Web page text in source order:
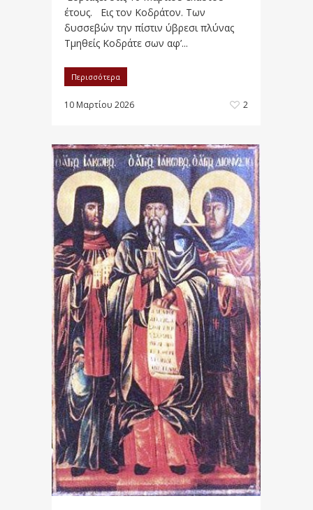
έτους. Eις τον Kοδράτον. Των
δυσσεβών την πίστιν ύβρεσι πλύνας
Τμηθείς Κοδράτε σων αφ’...
Περισσότερα
10 Μαρτίου 2026 2